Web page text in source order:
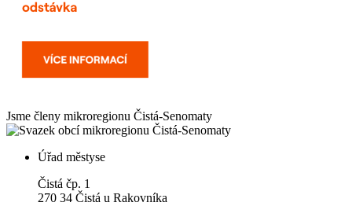
Jsme členy mikroregionu Čistá-Senomaty
Úřad městyse
Čistá čp. 1
270 34 Čistá u Rakovníka